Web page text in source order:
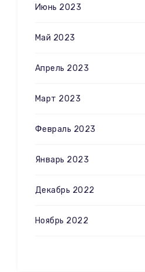
Июнь 2023
Май 2023
Апрель 2023
Март 2023
Февраль 2023
Январь 2023
Декабрь 2022
Ноябрь 2022